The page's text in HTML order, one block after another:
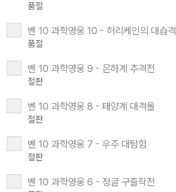
품절
벤 10 과학영웅 10 - 허리케인의 대습격
품절
벤 10 과학영웅 9 - 은하계 추격전
절판
벤 10 과학영웅 8 - 태양계 대격돌
절판
벤 10 과학영웅 7 - 우주 대탐험
절판
벤 10 과학영웅 6 - 정글 구출작전